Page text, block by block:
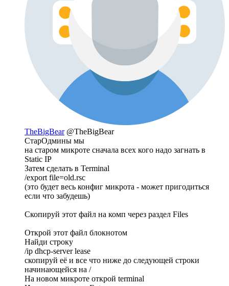
TheBigBear @TheBigBear
СтарОдмины мы
на старом микроте сначала всех кого надо загнать в
Static IP
Затем сделать в Terminal
/export file=old.rsc
(это будет весь конфиг микрота - может пригодиться
если что забудешь)
Скопируй этот файл на комп через раздел Files
Открой этот файл блокнотом
Найди строку
/ip dhcp-server lease
скопируй её и все что ниже до следующей строки
начинающейся на /
На новом микроте открой terminal